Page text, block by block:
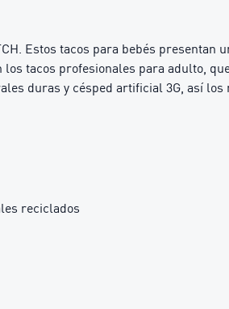
Estos tacos para bebés
tacos profesionales para adulto,
duras y césped artificial 3G, así
reciclados